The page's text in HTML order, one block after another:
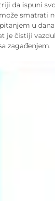
da ispuni
smatrati
u
je čistiji
zagađenjem.